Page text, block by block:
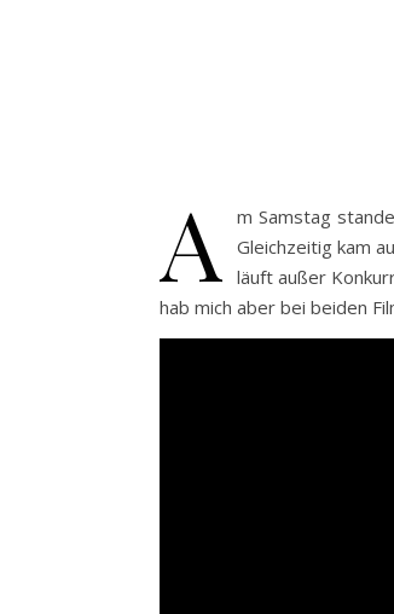
A m Samstag
Gleichzeitig kam
läuft außer
hab mich aber bei beiden